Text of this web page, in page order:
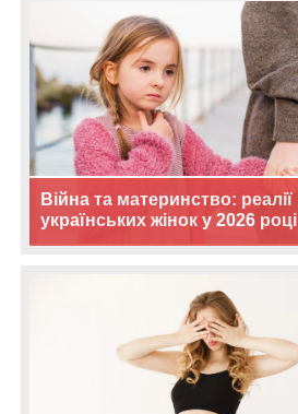
Війна та материнство: реалії
українських жінок у 2026 році